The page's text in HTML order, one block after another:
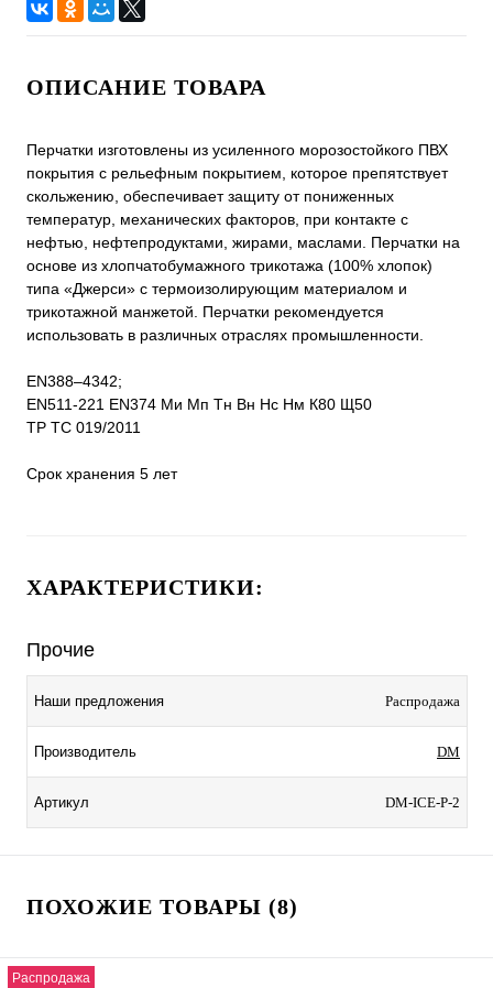
ОПИСАНИЕ ТОВАРА
Перчатки изготовлены из усиленного морозостойкого ПВХ
покрытия с рельефным покрытием, которое препятствует
скольжению, обеспечивает защиту от пониженных
температур, механических факторов, при контакте с
нефтью, нефтепродуктами, жирами, маслами. Перчатки на
основе из хлопчатобумажного трикотажа (100% хлопок)
типа «Джерси» с термоизолирующим материалом и
трикотажной манжетой. Перчатки рекомендуется
использовать в различных отраслях промышленности.
EN388–4342;
EN511-221 EN374 Ми Мп Тн Вн Нс Нм К80 Щ50
ТР ТС 019/2011
Срок хранения 5 лет
ХАРАКТЕРИСТИКИ:
Прочие
Наши предложения Распродажа
Производитель DM
Артикул DM-ICE-Р-2
ПОХОЖИЕ ТОВАРЫ (8)
Распродажа